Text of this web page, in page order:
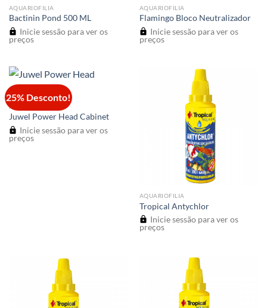
AQUARIOFILIA
Bactinin Pond 500 ML
Inicie sessão para ver os
preços
AQUARIOFILIA
Flamingo Bloco Neutralizador
Inicie sessão para ver os
preços
25% Desconto!
ACESSÓRIOS
Juwel Power Head Cabinet
Inicie sessão para ver os
preços
AQUARIOFILIA
Tropical Antychlor
Inicie sessão para ver os
preços